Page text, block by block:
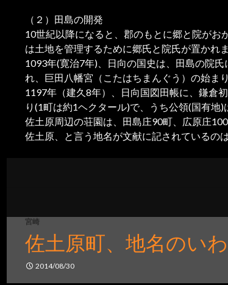
（２）田島の開発
10世紀以降になると、郡のもとに郷と院がお
は土地を管理するために郷氏と院氏が置かれま
1093年(寛治7年)、日向の国史は、田島の院
れ、巨田八幡宮（こたはちまんぐう）の始ま
1197年（建久8年）、日向国図田帳に、鎌倉
り(1町は約1ヘクタール)で、うち公領(国有地
佐土原周辺の荘園は、田島庄90町、広原庄
佐土原、と言う地名が文献に記されているの
宮崎
佐土原町、地名のい
2014/08/30